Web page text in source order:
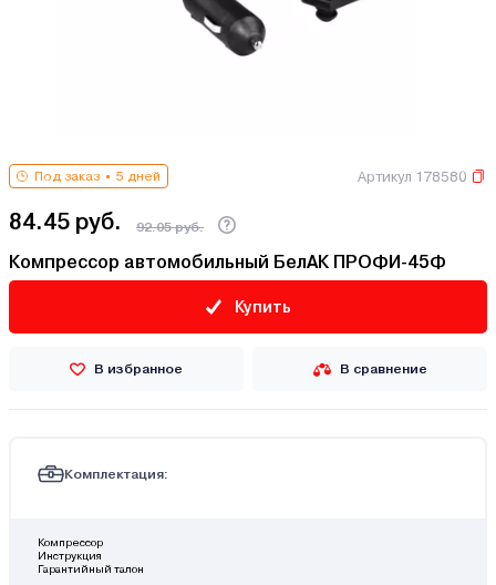
Под заказ 5 дней Артикул 178580
84.45 руб. 92.05 руб.
Компрессор автомобильный БелАК ПРОФИ-45Ф
Купить
В избранное В сравнение
Комплектация:
Компрессор
Инструкция
Гарантийный талон